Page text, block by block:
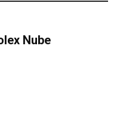
Nube